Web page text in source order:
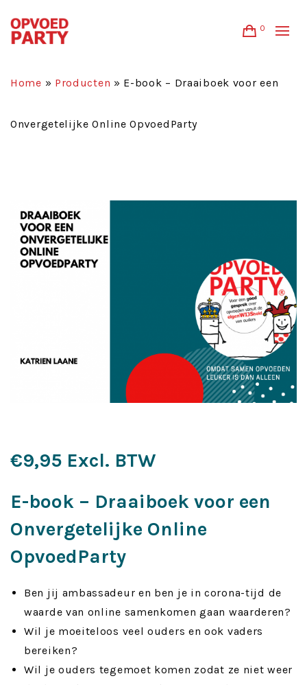
0
Home » Producten » E-book – Draaiboek voor een
Onvergetelijke Online OpvoedParty
€9,95 Excl. BTW
E-book – Draaiboek voor een
Onvergetelijke Online
OpvoedParty
Ben jij ambassadeur en ben je in corona-tijd de
waarde van online samenkomen gaan waarderen?
Wil je moeiteloos veel ouders en ook vaders
bereiken?
Wil je ouders tegemoet komen zodat ze niet weer